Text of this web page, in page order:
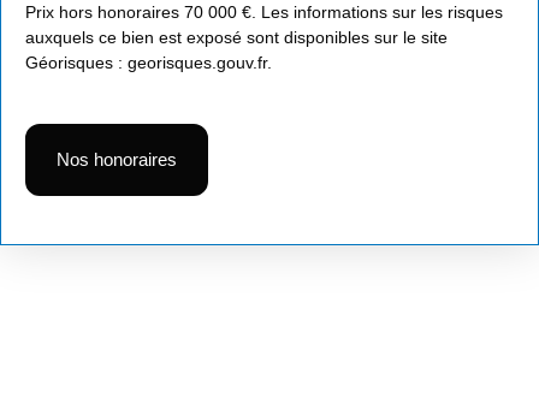
Prix hors honoraires 70 000 €. Les informations sur les risques
auxquels ce bien est exposé sont disponibles sur le site
Géorisques : georisques.gouv.fr.
Nos honoraires